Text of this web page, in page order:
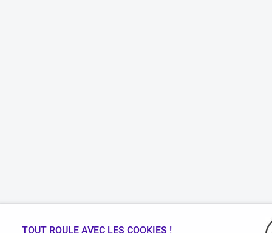
TOUT ROULE AVEC LES COOKIES !